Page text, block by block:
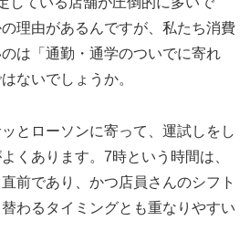
理由があるんですが、私たち消費
は「通勤・通学のついでに寄れ
ないでしょうか。
とローソンに寄って、運試しをし
くあります。7時という時間は、
前であり、かつ店員さんのシフト
わるタイミングとも重なりやすい